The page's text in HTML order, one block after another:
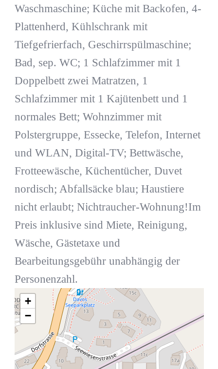
Waschmaschine; Küche mit Backofen, 4-
Plattenherd, Kühlschrank mit
Tiefgefrierfach, Geschirrspülmaschine;
Bad, sep. WC; 1 Schlafzimmer mit 1
Doppelbett zwei Matratzen, 1
Schlafzimmer mit 1 Kajütenbett und 1
normales Bett; Wohnzimmer mit
Polstergruppe, Essecke, Telefon, Internet
und WLAN, Digital-TV; Bettwäsche,
Frotteewäsche, Küchentücher, Duvet
nordisch; Abfallsäcke blau; Haustiere
nicht erlaubt; Nichtraucher-Wohnung!Im
Preis inklusive sind Miete, Reinigung,
Wäsche, Gästetaxe und
Bearbeitungsgebühr unabhängig der
Personenzahl.
+
−